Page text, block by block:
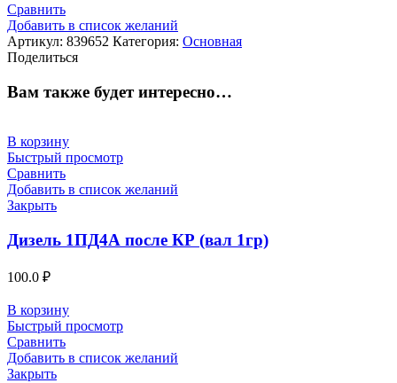
Сравнить
Добавить в список желаний
Артикул: 839652 Категория: Основная
Поделиться
Вам также будет интересно…
В корзину
Быстрый просмотр
Сравнить
Добавить в список желаний
Закрыть
Дизель 1ПД4А после КР (вал 1гр)
100.0 ₽
В корзину
Быстрый просмотр
Сравнить
Добавить в список желаний
Закрыть